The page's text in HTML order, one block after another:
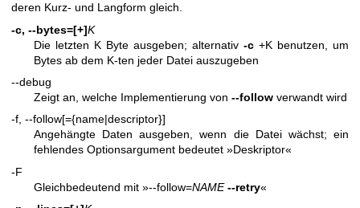
deren Kurz- und Langform gleich.
-c, --bytes=[+]K
Die letzten K Byte ausgeben; alternativ -c +K benutzen, um
Bytes ab dem K-ten jeder Datei auszugeben
--debug
Zeigt an, welche Implementierung von --follow verwandt wird
-f, --follow[={name|descriptor}]
Angehängte Daten ausgeben, wenn die Datei wächst; ein
fehlendes Optionsargument bedeutet »Deskriptor«
-F
Gleichbedeutend mit »--follow=NAME --retry«